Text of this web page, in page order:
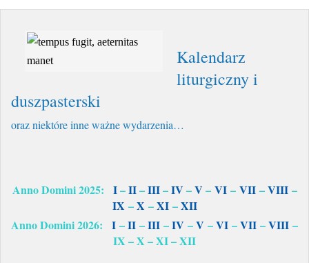
Kalendarz
liturgiczny i
duszpasterski
oraz niektóre inne ważne wydarzenia…
Anno Domini 2025: I–II–III–IV–V– VI– VII–VIII–
IX –X –XI–XII
Anno Domini 2026: I –II –III –IV –V –VI –VII –VIII –
IX – X – XI – XII